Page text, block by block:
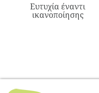
Ευτυχία έναντι
ικανοποίησης